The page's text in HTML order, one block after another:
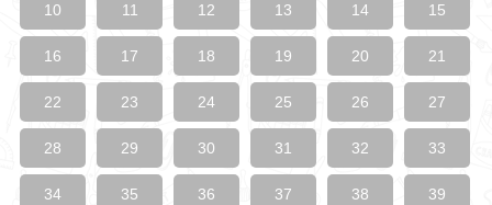
10 11 12 13 14 15
16 17 18 19 20 21
22 23 24 25 26 27
28 29 30 31 32 33
34 35 36 37 38 39